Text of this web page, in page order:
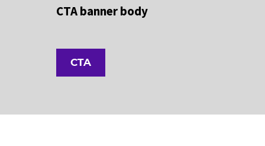
CTA banner body
CTA